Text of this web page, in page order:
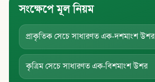
সংক্ষেপে মূল নিয়ম
প্রাকৃতিক সেচে সাধারণত এক-দশমাংশ উশর
কৃত্রিম সেচে সাধারণত এক-বিশমাংশ উশর